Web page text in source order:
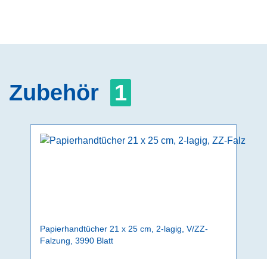
Zubehör 1
Papierhandtücher 21 x 25 cm, 2-lagig, V/ZZ-
Falzung, 3990 Blatt